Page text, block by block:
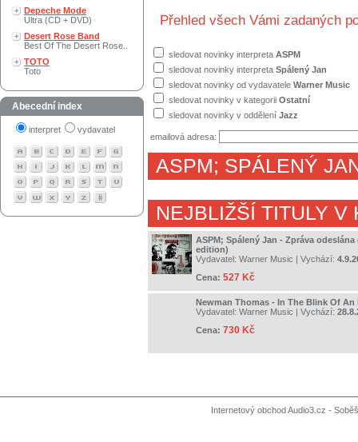
Depeche Mode
Ultra (CD + DVD)
Desert Rose Band
Best Of The Desert Rose..
TOTO
Toto
Abecední index
interpret vydavatel
Přehled všech Vámi zadaných
sledovat novinky interpreta ASPM
sledovat novinky interpreta Spálený Jan
sledovat novinky od vydavatele Warner Music
sledovat novinky v kategorii Ostatní
sledovat novinky v oddělení Jazz
emailová adresa:
ASPM; SPÁLENÝ
NEJBLIŽŠÍ TITULY V
ASPM; Spálený Jan - Zpráva odeslána
edition)
Vydavatel: Warner Music | Vychází:
Cena: 527 Kč
Newman Thomas - In The Blink Of An
Vydavatel: Warner Music | Vychází:
Cena: 730 Kč
Internetový obchod Audio3.cz -